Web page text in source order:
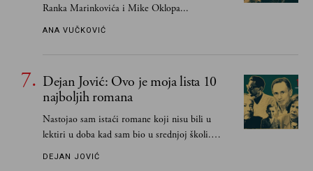
Ranka Marinkovića i Mike Oklopa...
ANA VUČKOVIĆ
Dejan Jović: Ovo je moja lista 10
najboljih romana
Nastojao sam istaći romane koji nisu bili u
lektiri u doba kad sam bio u srednjoj školi.
Smatrao sam da su "klasici" već dovoljno
DEJAN JOVIĆ